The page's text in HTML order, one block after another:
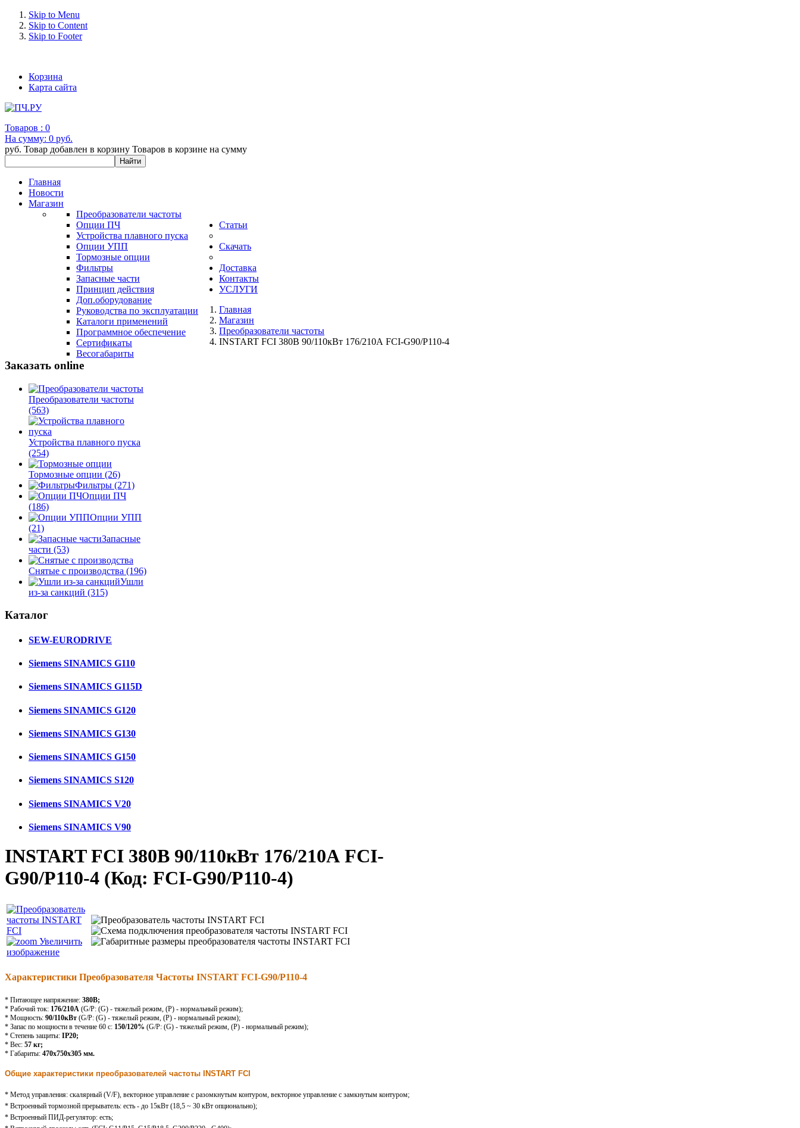
Skip to Menu
Skip to Content
Skip to Footer
Корзина
Карта сайта
Товаров : 0
На сумму: 0 руб.
руб. Товар добавлен в корзину Товаров в корзине на сумму
Главная
Новости
Магазин
Преобразователи частоты
Опции ПЧ
Устройства плавного пуска
Опции УПП
Тормозные опции
Фильтры
Запасные части
Статьи
Принцип действия
Доп.оборудование
Скачать
Руководства по эксплуатации
Каталоги применений
Программное обеспечение
Сертификаты
Весогабариты
Доставка
Контакты
УСЛУГИ
Главная
Магазин
Преобразователи частоты
INSTART FCI 380В 90/110кВт 176/210А FCI-G90/P110-4
Заказать online
Преобразователи частоты
(563)
Устройства плавного пуска
(254)
Тормозные опции (26)
Фильтры (271)
Опции ПЧ
(186)
Опции УПП
(21)
Запасные
части (53)
Снятые с производства (196)
Ушли
из-за санкций (315)
Каталог
SEW-EURODRIVE
Siemens SINAMICS G110
Siemens SINAMICS G115D
Siemens SINAMICS G120
Siemens SINAMICS G130
Siemens SINAMICS G150
Siemens SINAMICS S120
Siemens SINAMICS V20
Siemens SINAMICS V90
INSTART FCI 380В 90/110кВт 176/210А FCI-
G90/P110-4 (Код: FCI-G90/P110-4)
Увеличить
изображение
Характеристики Преобразователя Частоты INSTART FCI-G90/P110-4
* Питающее напряжение: 380В;
* Рабочий ток: 176/210А (G/P: (G) - тяжелый режим, (Р) - нормальный режим);
* Мощность: 90/110кВт (G/P: (G) - тяжелый режим, (Р) - нормальный режим);
* Запас по мощности в течение 60 с: 150/120% (G/P: (G) - тяжелый режим, (Р) - нормальный режим);
* Степень защиты: IP20;
* Вес: 57 кг;
* Габариты: 470x750x305 мм.
Общие характеристики преобразователей частоты INSTART FCI
* Метод управления: скалярный (V/F), векторное управление с разомкнутым контуром, векторное управление с замкнутым контуром;
* Встроенный тормозной прерыватель: есть - до 15кВт (18,5 ~ 30 кВт опционально);
* Встроенный ПИД-регулятор: есть;